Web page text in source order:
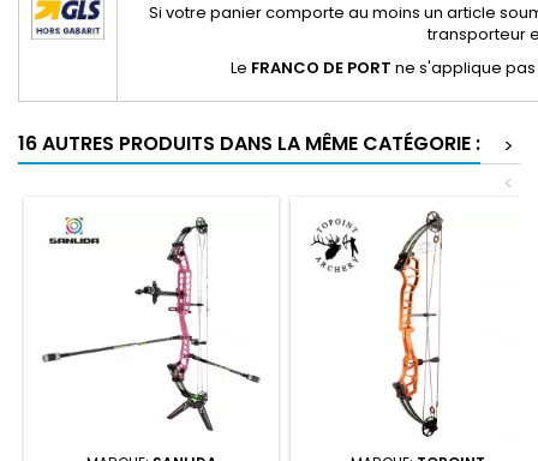
Si votre panier comporte au moins un article
transporteur et
Le FRANCO DE PORT ne s'applique
16 AUTRES PRODUITS DANS LA MÊME CATÉGORIE :
>
<